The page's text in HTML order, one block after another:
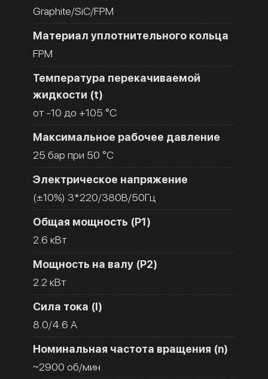
Graphite/SiC/FPM
Материал уплотнительного кольца
FPM
Температура перекачиваемой
жидкости (t)
от -10 до +105 °C
Максимальное рабочее давление
25 бар при 50 °C
Электрическое напряжение
(±10%) 3*220/380В/50Гц
Общая мощность (Р1)
2.6 кВт
Мощность на валу (Р2)
2.2 кВт
Сила тока (I)
8.0/4.6 A
Номинальная частота вращения (n)
~2900 об/мин